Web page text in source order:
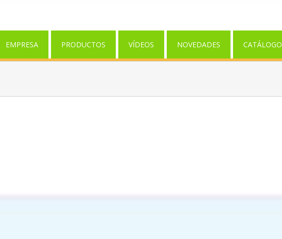
EMPRESA PRODUCTOS VÍDEOS NOVEDADES CATÁLOGO